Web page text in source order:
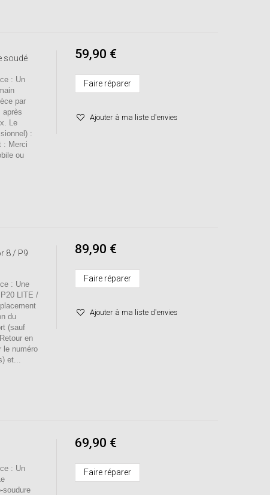
soudé
: Un
par
après
Le
:
: Merci
ou
59,90 €
Faire réparer
Ajouter à ma liste d'envies
8 / P9
: Une
LITE /
du
(sauf
en
le numéro
et...
89,90 €
Faire réparer
Ajouter à ma liste d'envies
: Un
soudure
69,90 €
Faire réparer